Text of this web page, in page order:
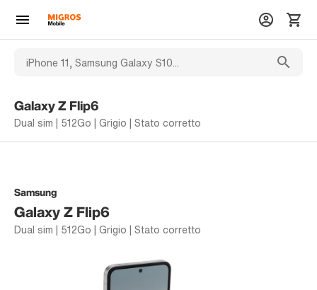
Galaxy Z Flip6
Dual sim | 512Go | Grigio | Stato corretto
Samsung
Galaxy Z Flip6
Dual sim | 512Go | Grigio | Stato corretto